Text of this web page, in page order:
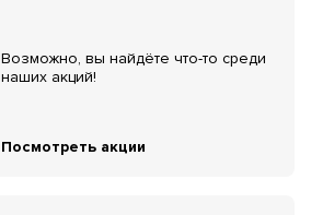
Возможно, вы найдёте что-то среди
наших акций!
Посмотреть акции